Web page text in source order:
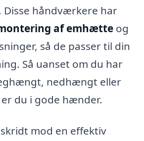
håndværkere har
af emhætte og
så de passer til din
Så uanset om du har
nedhængt eller
du i gode hænder.
mod en effektiv